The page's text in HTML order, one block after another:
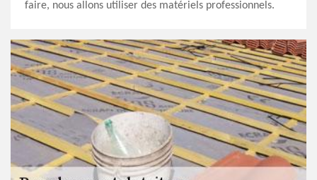
faire, nous allons utiliser des matériels professionnels.